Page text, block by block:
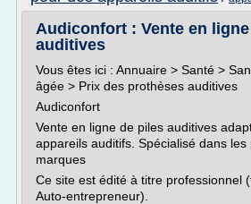
Audiconfort : Vente en
auditives
Vous êtes ici : Annuaire > Santé >
âgée > Prix des prothèses auditives
Audiconfort
Vente en ligne de piles auditives
appareils auditifs. Spécialisé dans les
marques
Ce site est édité à titre professionnel
Auto-entrepreneur).